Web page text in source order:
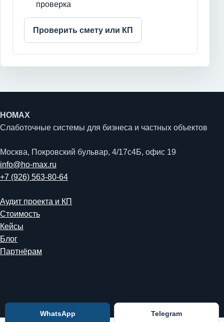
проверка
Проверить смету или КП
HOMAX
Слаботочные системы для бизнеса и частных объектов
Москва, Покровский бульвар, 4/17с4Б, офис 19
info@ho-max.ru
+7 (926) 563-80-64
Аудит проекта и КП
Стоимость
Кейсы
Блог
Партнёрам
WhatsApp Telegram